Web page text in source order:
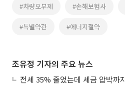
#차량오부제 #손해보험사
#특별약관 #에너지절약
조유정 기자의 주요 뉴스